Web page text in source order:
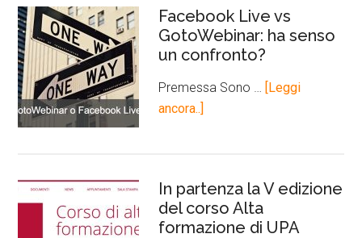
Facebook Live vs
GotoWebinar: ha senso
un confronto?
Premessa Sono … [Leggi
ancora..]
In partenza la V edizione
del corso Alta
formazione di UPA